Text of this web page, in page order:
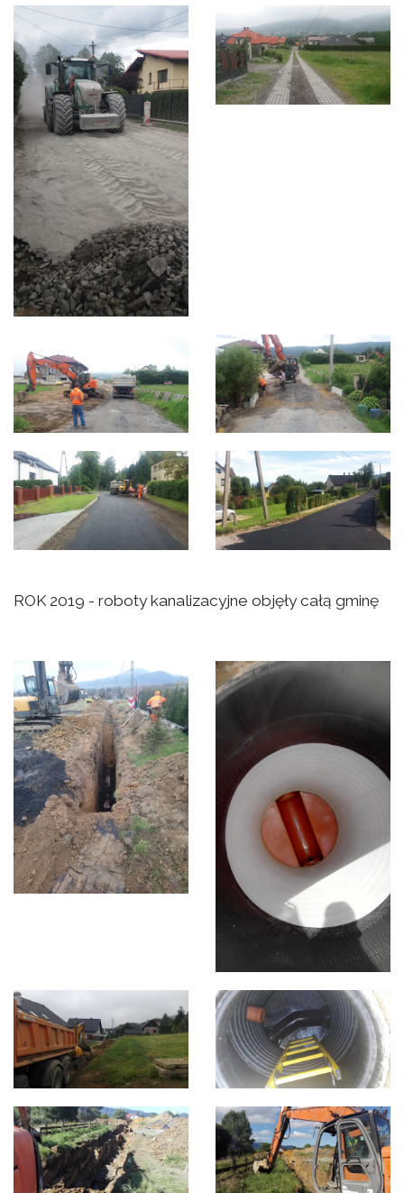
ROK 2019 - roboty kanalizacyjne objęły całą gminę